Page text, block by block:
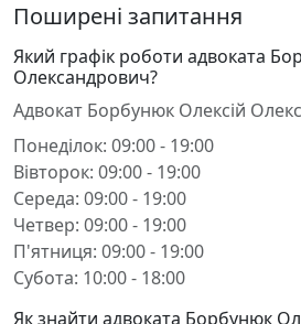
Поширені запитання
Який графік роботи адвоката
Олександрович?
Адвокат Борбунюк Олексій
Понеділок: 09:00 - 19:00
Вівторок: 09:00 - 19:00
Середа: 09:00 - 19:00
Четвер: 09:00 - 19:00
П'ятниця: 09:00 - 19:00
Субота: 10:00 - 18:00
Як знайти адвоката Борбунюк